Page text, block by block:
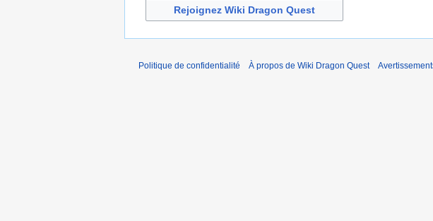
Rejoignez Wiki Dragon Quest
Politique de confidentialité À propos de Wiki Dragon Quest